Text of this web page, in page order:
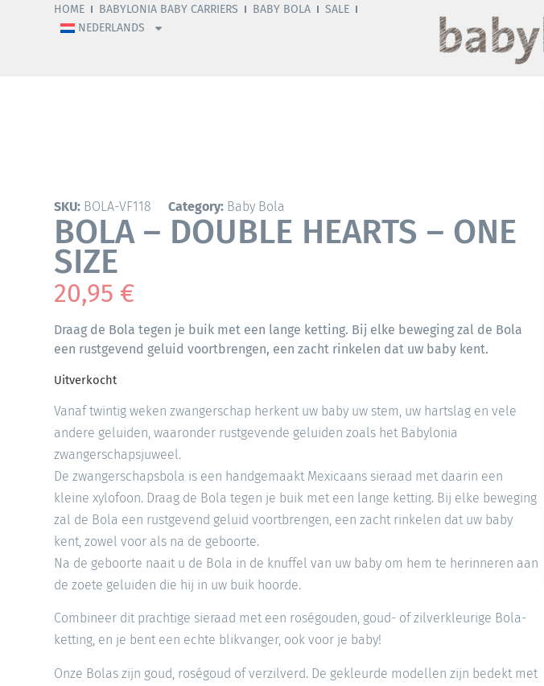
HOME BABYLONIA BABY CARRIERS BABY BOLA
SALE
NEDERLANDS
SKU: BOLA-VF118 Category: Baby Bola
BOLA – DOUBLE HEARTS – ONE
SIZE
20,95 €
Draag de Bola tegen je buik met een lange ketting. Bij elke beweging zal de Bola
een rustgevend geluid voortbrengen, een zacht rinkelen dat uw baby kent.
Uitverkocht
Vanaf twintig weken zwangerschap herkent uw baby uw stem, uw hartslag en vele
andere geluiden, waaronder rustgevende geluiden zoals het Babylonia
zwangerschapsjuweel.
De zwangerschapsbola is een handgemaakt Mexicaans sieraad met daarin een
kleine xylofoon. Draag de Bola tegen je buik met een lange ketting. Bij elke beweging
zal de Bola een rustgevend geluid voortbrengen, een zacht rinkelen dat uw baby
kent, zowel voor als na de geboorte.
Na de geboorte naait u de Bola in de knuffel van uw baby om hem te herinneren aan
de zoete geluiden die hij in uw buik hoorde.
Combineer dit prachtige sieraad met een roségouden, goud- of zilverkleurige Bola-
ketting, en je bent een echte blikvanger, ook voor je baby!
Onze Bolas zijn goud, roségoud of verzilverd. De gekleurde modellen zijn bedekt met